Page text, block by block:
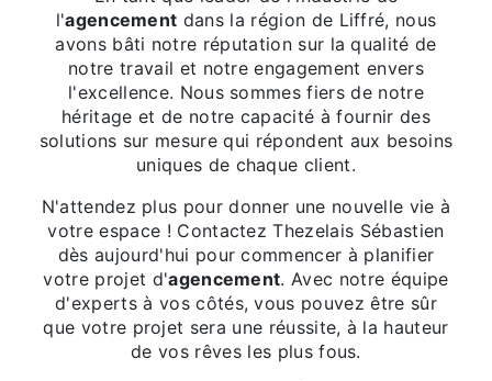
l'agencement dans la région de Liffré, nous
avons bâti notre réputation sur la qualité de
notre travail et notre engagement envers
l'excellence. Nous sommes fiers de notre
héritage et de notre capacité à fournir des
solutions sur mesure qui répondent aux besoins
uniques de chaque client.
N'attendez plus pour donner une nouvelle vie à
votre espace ! Contactez Thezelais Sébastien
dès aujourd'hui pour commencer à planifier
votre projet d'agencement. Avec notre équipe
d'experts à vos côtés, vous pouvez être sûr
que votre projet sera une réussite, à la hauteur
de vos rêves les plus fous.